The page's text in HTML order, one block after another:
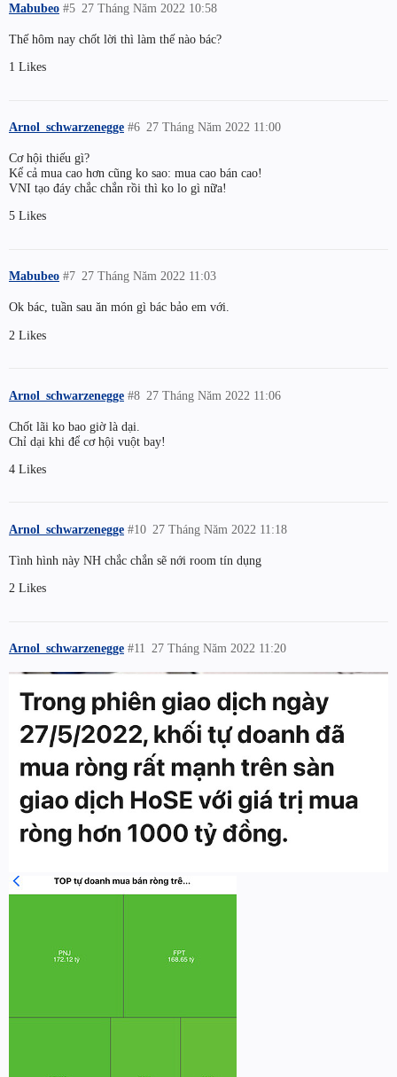
Mabubeo 27 Tháng Năm 2022 10:58
#5
Thế hôm nay chốt lời thì làm thế nào bác?
1 Likes
Arnol_schwarzenegge 27 Tháng Năm 2022 11:00
#6
Cơ hội thiếu gì?
Kể cả mua cao hơn cũng ko sao: mua cao bán cao!
VNI tạo đáy chắc chắn rồi thì ko lo gì nữa!
5 Likes
Mabubeo 27 Tháng Năm 2022 11:03
#7
Ok bác, tuần sau ăn món gì bác bảo em với.
2 Likes
Arnol_schwarzenegge 27 Tháng Năm 2022 11:06
#8
Chốt lãi ko bao giờ là dại.
Chỉ dại khi để cơ hội vuột bay!
4 Likes
Arnol_schwarzenegge 27 Tháng Năm 2022 11:18
#10
Tình hình này NH chắc chắn sẽ nới room tín dụng
2 Likes
Arnol_schwarzenegge 27 Tháng Năm 2022 11:20
#11